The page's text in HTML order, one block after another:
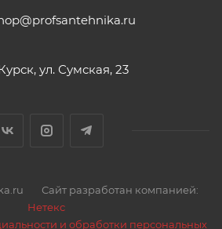
ул. Сумская, 23
Сайт разработан компанией:
Нетекс
и обработки персональных